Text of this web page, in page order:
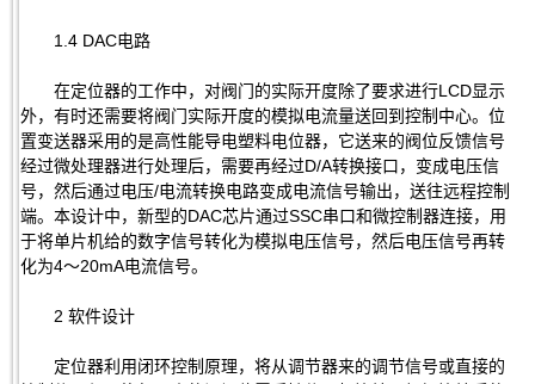
1.4 DAC电路
在定位器的工作中，对阀门的实际开度除了要求进行LCD显示
外，有时还需要将阀门实际开度的模拟电流量送回到控制中心。位
置变送器采用的是高性能导电塑料电位器，它送来的阀位反馈信号
经过微处理器进行处理后，需要再经过D/A转换接口，变成电压信
号，然后通过电压/电流转换电路变成电流信号输出，送往远程控制
端。本设计中，新型的DAC芯片通过SSC串口和微控制器连接，用
于将单片机给的数字信号转化为模拟电压信号，然后电压信号再转
化为4～20mA电流信号。
2 软件设计
定位器利用闭环控制原理，将从调节器来的调节信号或直接的